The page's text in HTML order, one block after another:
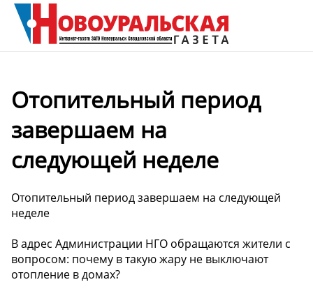
Отопительный период
завершаем на
следующей неделе
Отопительный период завершаем на следующей
неделе
В адрес Администрации НГО обращаются жители с
вопросом: почему в такую жару не выключают
отопление в домах?